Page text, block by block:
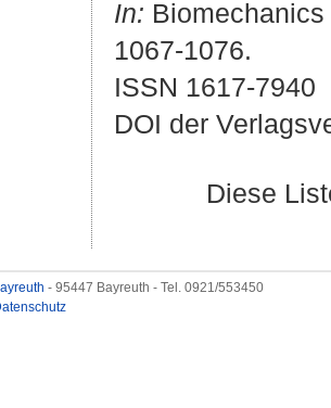
In:
1067-1076.
ISSN 1617-7940
DOI der
Diese
- 95447 Bayreuth - Tel. 0921/553450